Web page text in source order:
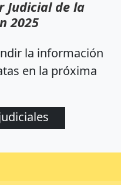
Judicial de la
2025
la información
en la próxima